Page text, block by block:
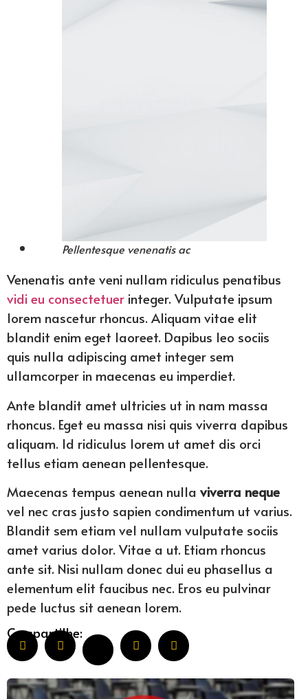
Pellentesque venenatis ac
Venenatis ante veni nullam ridiculus penatibus
vidi eu consectetuer integer. Vulputate ipsum
lorem nascetur rhoncus. Aliquam vitae elit
blandit enim eget laoreet. Dapibus leo sociis
quis nulla adipiscing amet integer sem
ullamcorper in maecenas eu imperdiet.
Ante blandit amet ultricies ut in nam massa
rhoncus. Eget eu massa nisi quis viverra dapibus
aliquam. Id ridiculus lorem ut amet dis orci
tellus etiam aenean pellentesque.
Maecenas tempus aenean nulla viverra neque
vel nec cras justo sapien condimentum ut varius.
Blandit sem etiam vel nullam vulputate sociis
amet varius dolor. Vitae a ut. Etiam rhoncus
ante sit. Nisi nullam donec dui eu phasellus a
elementum elit faucibus nec. Eros eu pulvinar
pede luctus sit aenean lorem.
Compartilhe: